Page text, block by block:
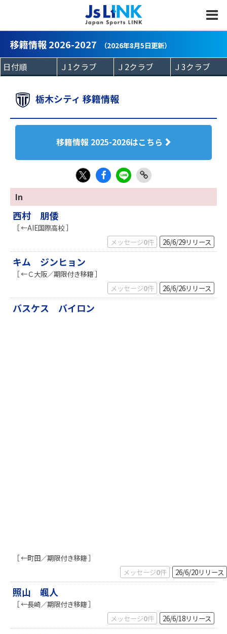
移籍情報 2026-2027 （2026年8月5日更新）
栃木シティ 移籍情報
移籍情報 2025-2026はこちら
X
Fac
eb
LIN
E
Link
Copy
In
西村 朋倭
［ ←AIE国際高校 ］
メッセージ0件 26/6/29リリース
キム ジンヒョン
［ ←Ｃ大阪／期限付き移籍 ］
メッセージ0件 26/6/26リリース
バスケス バイロン
［ ←町田／期限付き移籍 ］
メッセージ0件 26/6/20リリース
照山 颯人
［ ←長崎／期限付き移籍 ］
メッセージ0件 26/6/18リリース